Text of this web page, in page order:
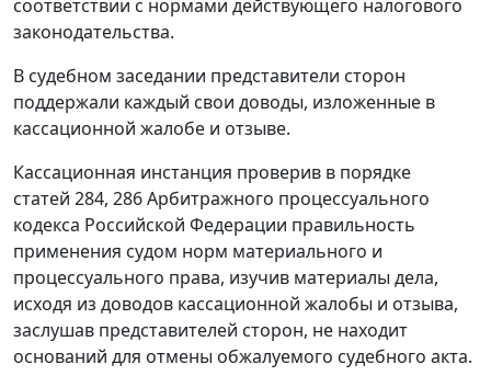
соответствии с нормами действующего налогового
законодательства.
В судебном заседании представители сторон
поддержали каждый свои доводы, изложенные в
кассационной жалобе и отзыве.
Кассационная инстанция проверив в порядке
статей 284, 286Арбитражного процессуального
кодекса Российской Федерации правильность
применения судом норм материального и
процессуального права, изучив материалы дела,
исходя из доводов кассационной жалобы и отзыва,
заслушав представителей сторон, не находит
оснований для отмены обжалуемого судебного акта.